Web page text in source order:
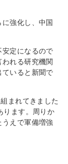
強化し、中国
安定になるので
れる研究機関
いると新聞で
まれてきました
ります。周りか
えで軍備増強